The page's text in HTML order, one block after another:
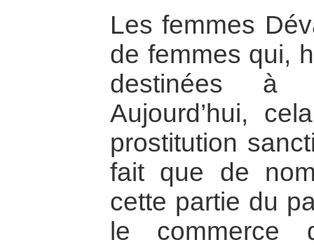
Les femmes
de femmes qui,
destinées à
Aujourd’hui,
prostitution
fait que de
cette partie du
le